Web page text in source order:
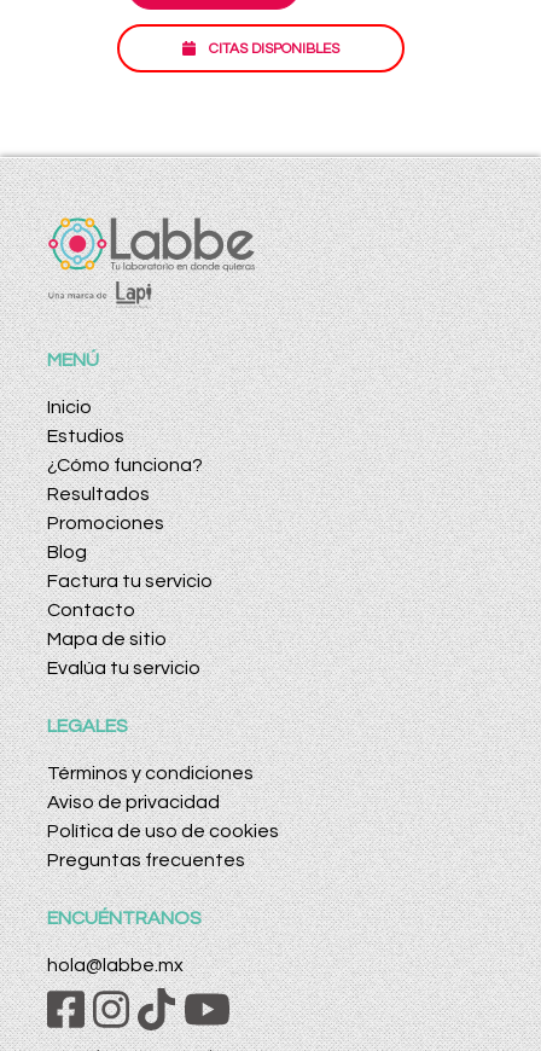
CITAS DISPONIBLES
MENÚ
Inicio
Estudios
¿Cómo funciona?
Resultados
Promociones
Blog
Factura tu servicio
Contacto
Mapa de sitio
Evalúa tu servicio
LEGALES
Términos y condiciones
Aviso de privacidad
Política de uso de cookies
Preguntas frecuentes
ENCUÉNTRANOS
hola@labbe.mx